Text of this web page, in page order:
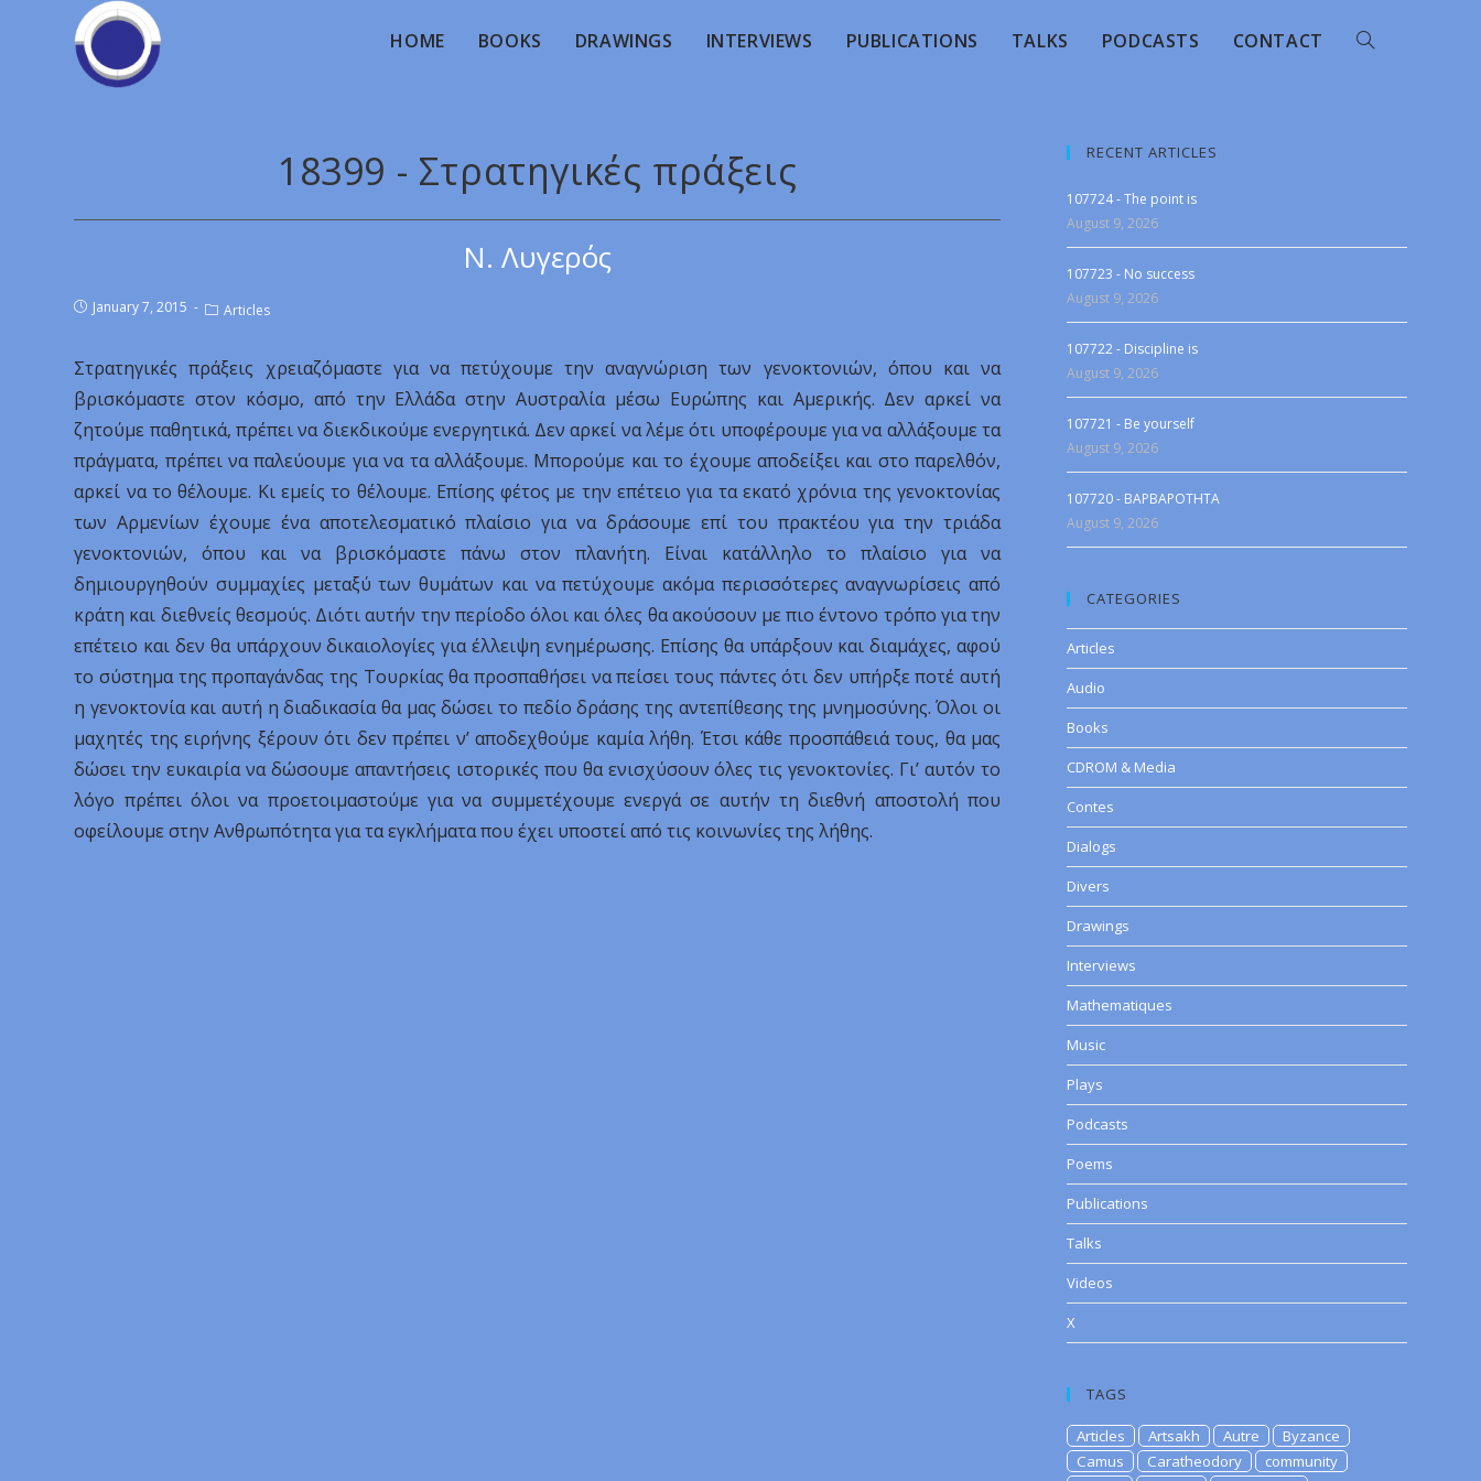
HOME BOOKS DRAWINGS INTERVIEWS PUBLICATIONS TALKS PODCASTS CONTACT
18399 - Στρατηγικές πράξεις
Ν. Λυγερός
January 7, 2015 Articles
Στρατηγικές πράξεις χρειαζόμαστε για να πετύχουμε την αναγνώριση των γενοκτονιών, όπου και να
βρισκόμαστε στον κόσμο, από την Ελλάδα στην Αυστραλία μέσω Ευρώπης και Αμερικής. Δεν αρκεί να
ζητούμε παθητικά, πρέπει να διεκδικούμε ενεργητικά. Δεν αρκεί να λέμε ότι υποφέρουμε για να αλλάξουμε τα
πράγματα, πρέπει να παλεύουμε για να τα αλλάξουμε. Μπορούμε και το έχουμε αποδείξει και στο παρελθόν,
αρκεί να το θέλουμε. Κι εμείς το θέλουμε. Επίσης φέτος με την επέτειο για τα εκατό χρόνια της γενοκτονίας
των Αρμενίων έχουμε ένα αποτελεσματικό πλαίσιο για να δράσουμε επί του πρακτέου για την τριάδα
γενοκτονιών, όπου και να βρισκόμαστε πάνω στον πλανήτη. Είναι κατάλληλο το πλαίσιο για να
δημιουργηθούν συμμαχίες μεταξύ των θυμάτων και να πετύχουμε ακόμα περισσότερες αναγνωρίσεις από
κράτη και διεθνείς θεσμούς. Διότι αυτήν την περίοδο όλοι και όλες θα ακούσουν με πιο έντονο τρόπο για την
επέτειο και δεν θα υπάρχουν δικαιολογίες για έλλειψη ενημέρωσης. Επίσης θα υπάρξουν και διαμάχες, αφού
το σύστημα της προπαγάνδας της Τουρκίας θα προσπαθήσει να πείσει τους πάντες ότι δεν υπήρξε ποτέ αυτή
η γενοκτονία και αυτή η διαδικασία θα μας δώσει το πεδίο δράσης της αντεπίθεσης της μνημοσύνης. Όλοι οι
μαχητές της ειρήνης ξέρουν ότι δεν πρέπει ν’ αποδεχθούμε καμία λήθη. Έτσι κάθε προσπάθειά τους, θα μας
δώσει την ευκαιρία να δώσουμε απαντήσεις ιστορικές που θα ενισχύσουν όλες τις γενοκτονίες. Γι’ αυτόν το
λόγο πρέπει όλοι να προετοιμαστούμε για να συμμετέχουμε ενεργά σε αυτήν τη διεθνή αποστολή που
οφείλουμε στην Ανθρωπότητα για τα εγκλήματα που έχει υποστεί από τις κοινωνίες της λήθης.
RECENT ARTICLES
107724 - The point is
August 9, 2026
107723 - No success
August 9, 2026
107722 - Discipline is
August 9, 2026
107721 - Be yourself
August 9, 2026
107720 - BAPBAPOTHTA
August 9, 2026
CATEGORIES
Articles
Audio
Books
CDROM & Media
Contes
Dialogs
Divers
Drawings
Interviews
Mathematiques
Music
Plays
Podcasts
Poems
Publications
Talks
Videos
X
TAGS
Articles Artsakh Autre
Byzance
Camus
Caratheodory
community